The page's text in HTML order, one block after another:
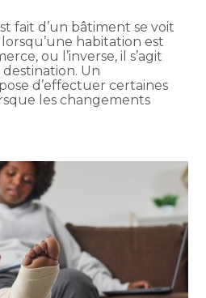
fait d’un bâtiment se voit
habitation est
ou l’inverse, il s’agit
Un
d’effectuer certaines
les changements